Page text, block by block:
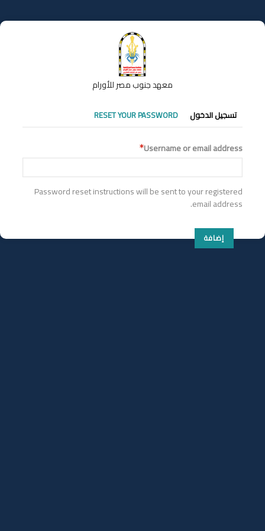
إلى
المحتوى
معهد جنوب مصر للأورام
التبويبات
الأساسية
تسجيل الدخول RESET YOUR PASSWORD
Username or email address
Password reset instructions will be sent to your registered
email address.